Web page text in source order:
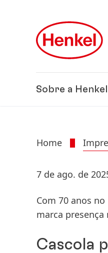
Sobre a Henkel
Home
7 de ago. de
Com 70 anos
marca
Cascola